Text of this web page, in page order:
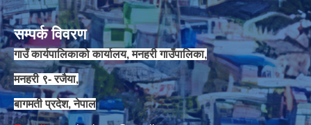
सम्पर्क विवरण
गाउँ कार्यपालिकाको कार्यालय, मनहरी गाउँपालिका,
मनहरी ९- रजैया,
बागमती प्रदेश, नेपाल